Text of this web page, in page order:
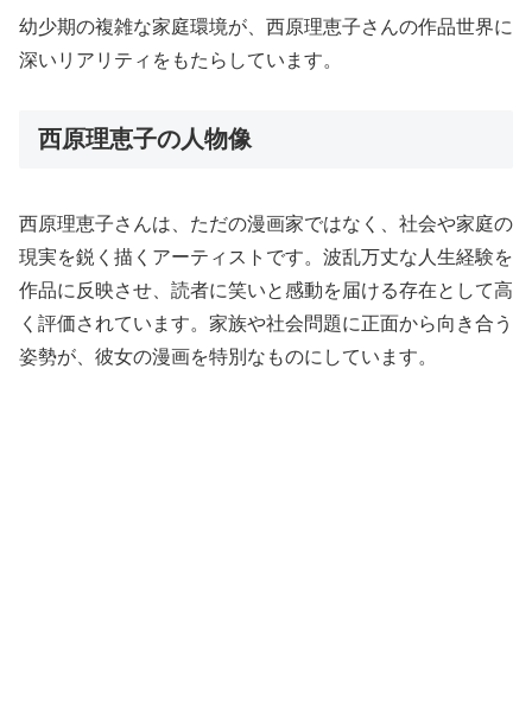
幼少期の複雑な家庭環境が、西原理恵子さんの作品世界に
深いリアリティをもたらしています。
西原理恵子の人物像
西原理恵子さんは、ただの漫画家ではなく、社会や家庭の
現実を鋭く描くアーティストです。波乱万丈な人生経験を
作品に反映させ、読者に笑いと感動を届ける存在として高
く評価されています。家族や社会問題に正面から向き合う
姿勢が、彼女の漫画を特別なものにしています。